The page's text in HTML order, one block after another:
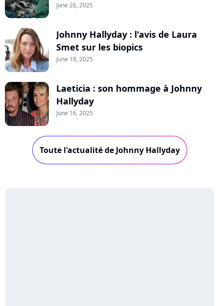
June 26, 2025
Johnny Hallyday : l'avis de Laura
Smet sur les biopics
June 19, 2025
Laeticia : son hommage à Johnny
Hallyday
June 16, 2025
Toute l'actualité de Johnny Hallyday